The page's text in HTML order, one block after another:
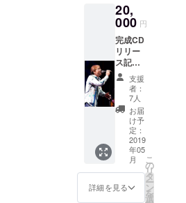
のカシオペ
アにサウン
ド性や歌を
高く評価さ
れる。 その
後、新たに
川村康一
with Sunrise
Party を結成
し、主に新
宿ルイード
ではデ
ださい。 ※また
特定の人物を比
喩するお名前や
公序良俗に反す
るお名前は掲載
をお断りする事
が御座います、
ご注意くださ
い。」
ンロー
ド販売
（クラ
ウド
ファン
ディン
グ 限
定） ・
Special
Thanx
」とし
てお名
前をCD
盤ライ
ナー
ノーツ
20,
000 円
完成CD
リリー
ス記念
ライブ
ご招待
コース
・新曲2
曲収録
CD（ス
トレッ
チゴー
ル次第
で曲数
増加）
・過去
支援
者：
7人
お届
け予
定：
2019
年05
月
詳細を見る
こ
の
リ
タ
ー
ン
を
選